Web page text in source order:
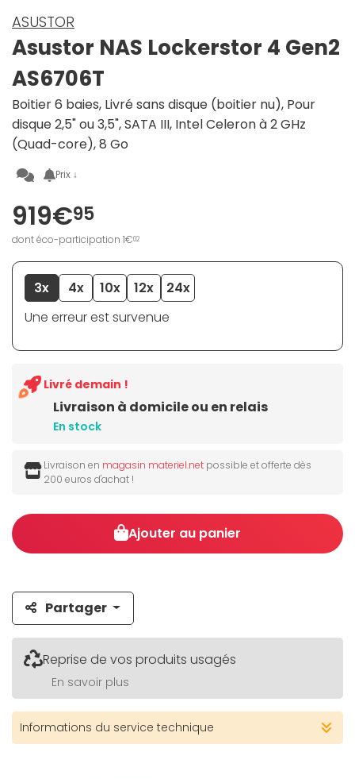
ASUSTOR
Asustor NAS Lockerstor 4 Gen2
AS6706T
Boitier 6 baies, Livré sans disque (boitier nu), Pour
disque 2,5" ou 3,5", SATA III, Intel Celeron à 2 GHz
(Quad-core), 8 Go
Prix ↓
919€95
dont éco-participation 1€02
3x 4x 10x 12x
24x
Une erreur est survenue
Livraison à domicile ou en relais
En stock
Livré demain !
Livraison en magasin materiel.net possible et offerte dès
200 euros d'achat !
Ajouter au panier
Partager
Reprise de vos produits usagés
En savoir plus
Informations du service technique